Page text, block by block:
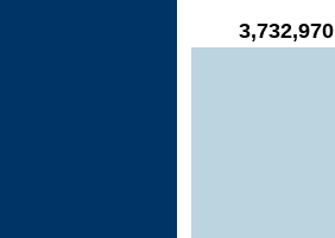
3,732,970